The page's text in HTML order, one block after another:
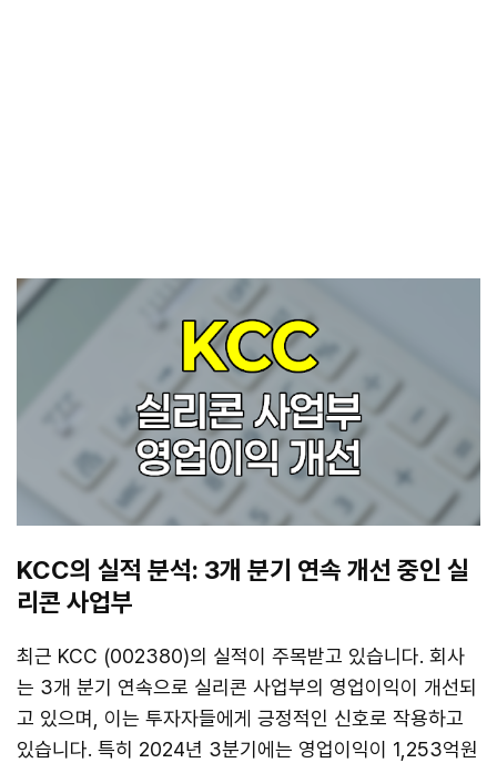
KCC의 실적 분석: 3개 분기 연속 개선 중인 실
리콘 사업부
최근 KCC (002380)의 실적이 주목받고 있습니다. 회사
는 3개 분기 연속으로 실리콘 사업부의 영업이익이 개선되
고 있으며, 이는 투자자들에게 긍정적인 신호로 작용하고
있습니다. 특히 2024년 3분기에는 영업이익이 1,253억원